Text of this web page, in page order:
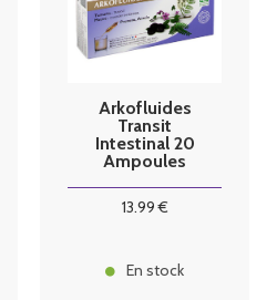
Arkofluides
Transit
Intestinal 20
Ampoules
13.99€
En stock